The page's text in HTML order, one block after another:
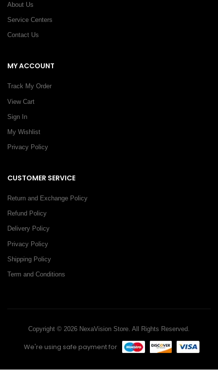
About Us
Service Centers
Contact Us
MY ACCOUNT
Track My Order
View Cart
Sign In
My Wishlist
Privacy Policy
CUSTOMER SERVICE
Return and Exchange Policy
Refund Policy
Delivery Policy
Privacy Policy
Shipping Policy
Term and Conditions
Copyright © 2026 NexaVision Store. All Rights Reserved.
We're using safe payment for